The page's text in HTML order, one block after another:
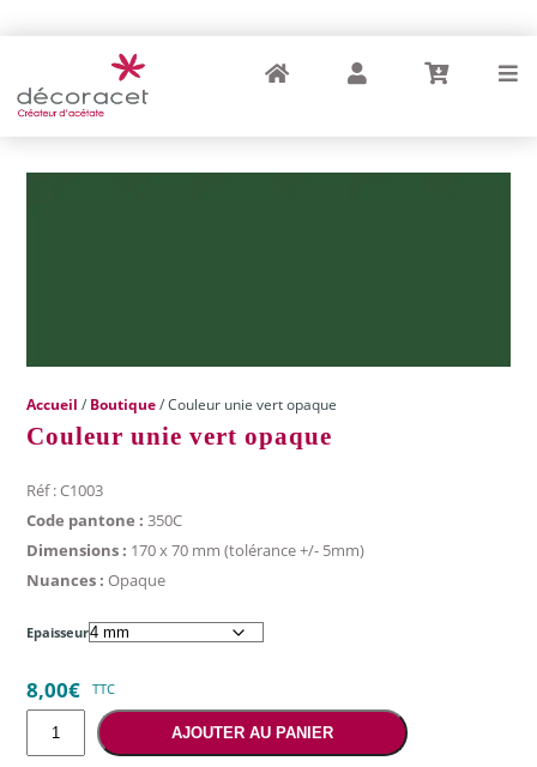
Accueil / Boutique/ Couleur unie vert opaque
Couleur unie vert opaque
Réf : C1003
Code pantone :350C
Dimensions : 170 x 70 mm (tolérance +/- 5mm)
Nuances :Opaque
Epaisseur
8,00€
TTC
AJOUTER AU PANIER